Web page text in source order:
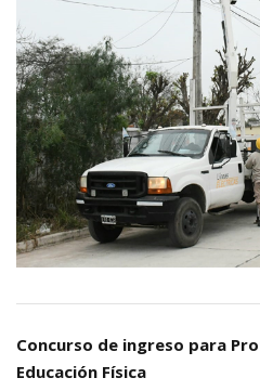
Concurso de ingreso para
Educación Física